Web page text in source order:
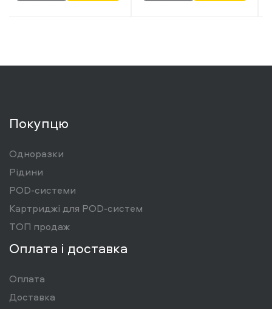
Покупцю
Одноразки
Рідини
POD-системи
Картриджі для POD-систем
ТОП продаж
Оплата і доставка
Оплата
Доставка